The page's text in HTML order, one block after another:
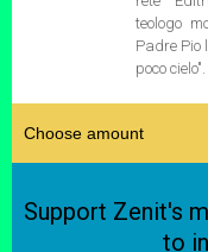
teologo
Padre Pio
poco cielo".